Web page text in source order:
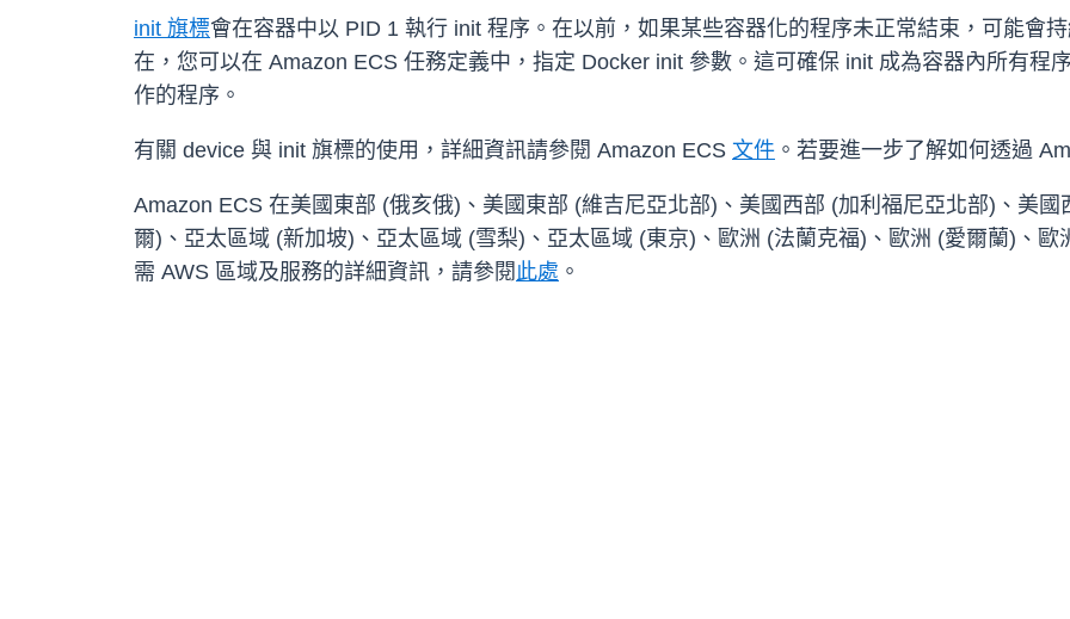
init 旗標會在容器中以 PID 1 執行 init 程序。在以前，如果某些容器化的程序未正常結束，可能會
在，您可以在 Amazon ECS 任務定義中，指定 Docker init 參數。這可確保 init 成為容器內所有程
作的程序。
有關 device 與 init 旗標的使用，詳細資訊請參閱 Amazon ECS 文件 。若要進一步了解如何透過
Amazon ECS 在美國東部 (俄亥俄)、美國東部 (維吉尼亞北部)、美國西部 (加利福尼亞北部)、美
爾)、亞太區域 (新加坡)、亞太區域 (雪梨)、亞太區域 (東京)、歐洲 (法蘭克福)、歐洲 (愛爾蘭)、
需 AWS 區域及服務的詳細資訊，請參閱此處 。